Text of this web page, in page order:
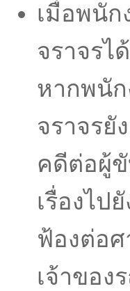
เมื่อพนัก
จราจรไ
หากพนัก
จราจรยั
คดีต่อผู้ขั
เรื่องไป
ฟ้องต่อ
เจ้าของ